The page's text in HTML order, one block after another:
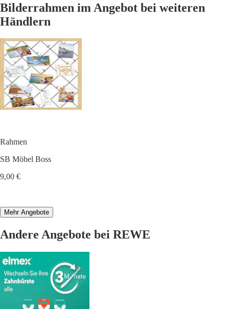
Bilderrahmen im Angebot bei weiteren
Händlern
Rahmen
SB Möbel Boss
9,00 €
Mehr Angebote
Andere Angebote bei REWE